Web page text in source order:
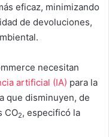
eficaz, minimizando
de devoluciones,
necesitan
artificial (IA) para la
que disminuyen, de
CO2, especificó la